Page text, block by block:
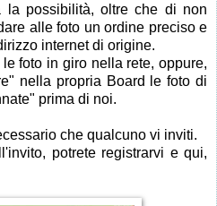
la possibilità, oltre che di non
alle foto un ordine preciso e
internet di origine.
foto in giro nella rete, oppure,
nella propria Board le foto di
prima di noi.
che qualcuno vi inviti.
potrete registrarvi e qui,